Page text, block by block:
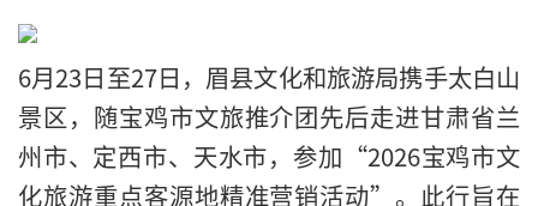
6月23日至27日，眉县文化和旅游局携手太白山
景区，随宝鸡市文旅推介团先后走进甘肃省兰
州市、定西市、天水市，参加“2026宝鸡市文
化旅游重点客源地精准营销活动”。此行旨在